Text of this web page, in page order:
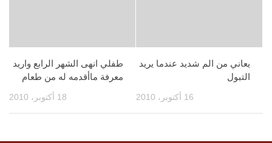
طفلي انهى الشهر الرابع واريد
معرفة ماأقدمه له من طعام
18 أكتوبر، 2010
يعاني من الم شديد عندما يريد
التبول
16 أكتوبر، 2010